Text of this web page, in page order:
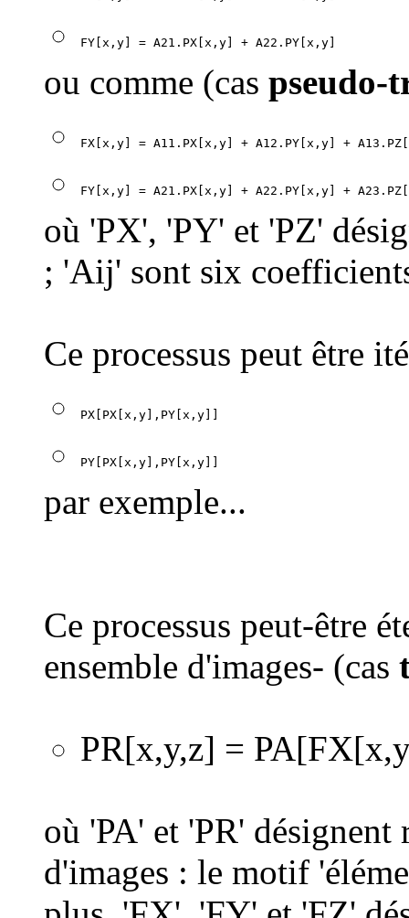
ou comme (cas pseudo-
où 'PX', 'PY' et 'PZ'
; 'Aij' sont six
Ce processus peut être
par exemple...
Ce processus peut-être
ensemble d'images- (cas
PR[x,y,z] =
où 'PA' et 'PR' désignent
d'images : le motif